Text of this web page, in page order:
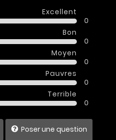
Excellent
0
Bon
0
Moyen
0
Pauvres
0
Terrible
0
Poser une question